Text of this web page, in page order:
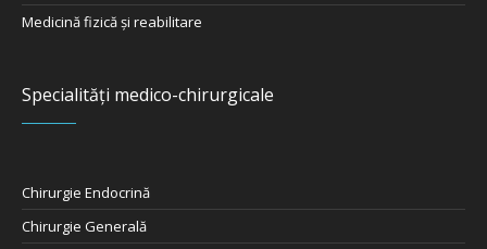
Medicină fizică și reabilitare
Specialități medico-chirurgicale
Chirurgie Endocrină
Chirurgie Generală